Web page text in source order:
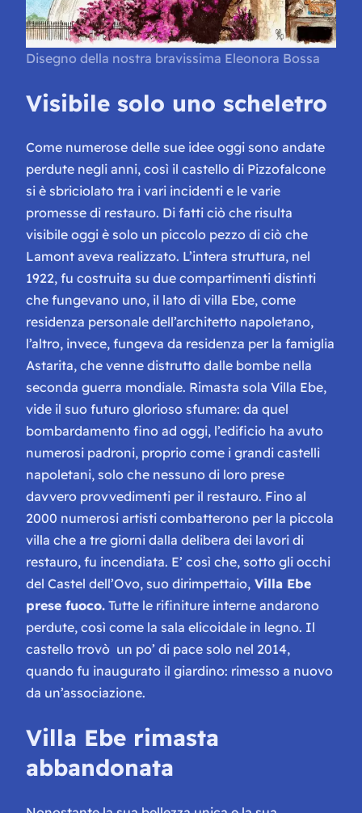
Disegno della nostra bravissima Eleonora Bossa
Visibile solo uno scheletro
Come numerose delle sue idee oggi sono andate
perdute negli anni, così il castello di Pizzofalcone
si è sbriciolato tra i vari incidenti e le varie
promesse di restauro. Di fatti ciò che risulta
visibile oggi è solo un piccolo pezzo di ciò che
Lamont aveva realizzato. L’intera struttura, nel
1922, fu costruita su due compartimenti distinti
che fungevano uno, il lato di villa Ebe, come
residenza personale dell’architetto napoletano,
l’altro, invece, fungeva da residenza per la famiglia
Astarita, che venne distrutto dalle bombe nella
seconda guerra mondiale. Rimasta sola Villa Ebe,
vide il suo futuro glorioso sfumare: da quel
bombardamento fino ad oggi, l’edificio ha avuto
numerosi padroni, proprio come i grandi castelli
napoletani, solo che nessuno di loro prese
davvero provvedimenti per il restauro. Fino al
2000 numerosi artisti combatterono per la piccola
villa che a tre giorni dalla delibera dei lavori di
restauro, fu incendiata. E’ così che, sotto gli occhi
del Castel dell’Ovo, suo dirimpettaio, Villa Ebe
prese fuoco. Tutte le rifiniture interne andarono
perdute, così come la sala elicoidale in legno. Il
castello trovò un po’ di pace solo nel 2014,
quando fu inaugurato il giardino: rimesso a nuovo
da un’associazione.
Villa Ebe rimasta
abbandonata